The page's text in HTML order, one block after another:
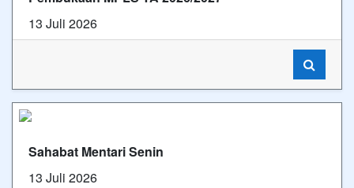
13 Juli 2026
Sahabat Mentari Senin
13 Juli 2026